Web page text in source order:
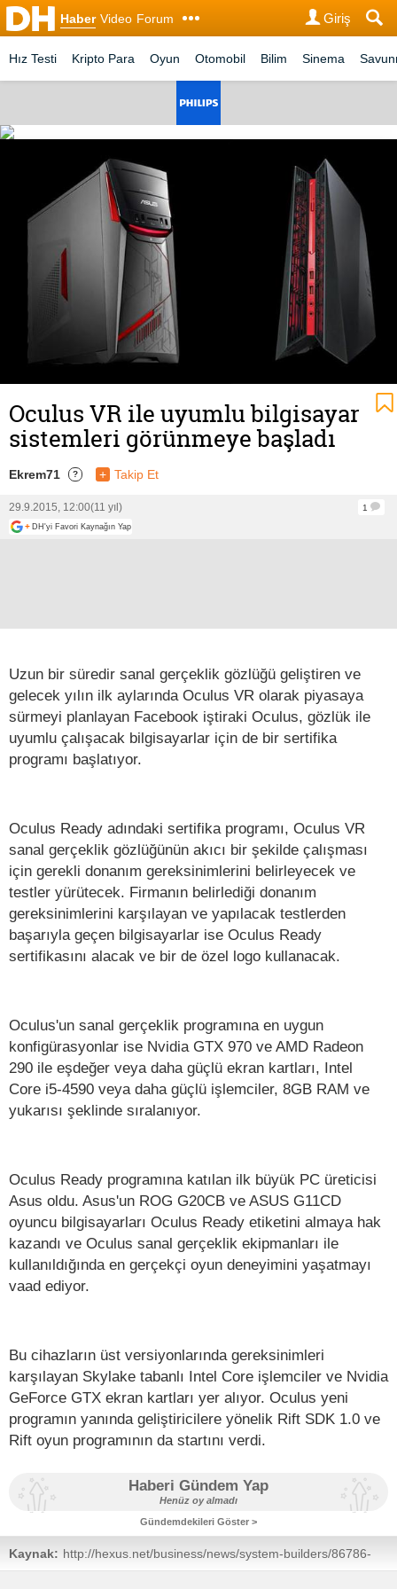
Haber Video Forum Giriş
Hız Testi Kripto Para Oyun Otomobil Bilim Sinema
Oculus VR ile uyumlu bilgisayar
sistemleri görünmeye başladı
Ekrem71 ? + Takip Et
29.9.2015, 12:00(11 yıl)
1
+ DH'yi Favori Kaynağın Yap
Uzun bir süredir sanal gerçeklik gözlüğü geliştiren ve
gelecek yılın ilk aylarında Oculus VR olarak piyasaya
sürmeyi planlayan Facebook iştiraki Oculus, gözlük ile
uyumlu çalışacak bilgisayarlar için de bir sertifika
programı başlatıyor.
Oculus Ready adındaki sertifika programı, Oculus VR
sanal gerçeklik gözlüğünün akıcı bir şekilde çalışması
için gerekli donanım gereksinimlerini belirleyecek ve
testler yürütecek. Firmanın belirlediği donanım
gereksinimlerini karşılayan ve yapılacak testlerden
başarıyla geçen bilgisayarlar ise Oculus Ready
sertifikasını alacak ve bir de özel logo kullanacak.
Oculus'un sanal gerçeklik programına en uygun
konfigürasyonlar ise Nvidia GTX 970 ve AMD Radeon
290 ile eşdeğer veya daha güçlü ekran kartları, Intel
Core i5-4590 veya daha güçlü işlemciler, 8GB RAM ve
yukarısı şeklinde sıralanıyor.
Oculus Ready programına katılan ilk büyük PC üreticisi
Asus oldu. Asus'un ROG G20CB ve ASUS G11CD
oyuncu bilgisayarları Oculus Ready etiketini almaya hak
kazandı ve Oculus sanal gerçeklik ekipmanları ile
kullanıldığında en gerçekçi oyun deneyimini yaşatmayı
vaad ediyor.
Bu cihazların üst versiyonlarında gereksinimleri
karşılayan Skylake tabanlı Intel Core işlemciler ve Nvidia
GeForce GTX ekran kartları yer alıyor. Oculus yeni
programın yanında geliştiricilere yönelik Rift SDK 1.0 ve
Rift oyun programının da startını verdi.
Haberi Gündem Yap
Henüz oy almadı
Gündemdekileri Göster >
Kaynak: http://hexus.net/business/news/system-builders/86786-
asus-among-first-oculus-ready-certified-gaming-pcs/